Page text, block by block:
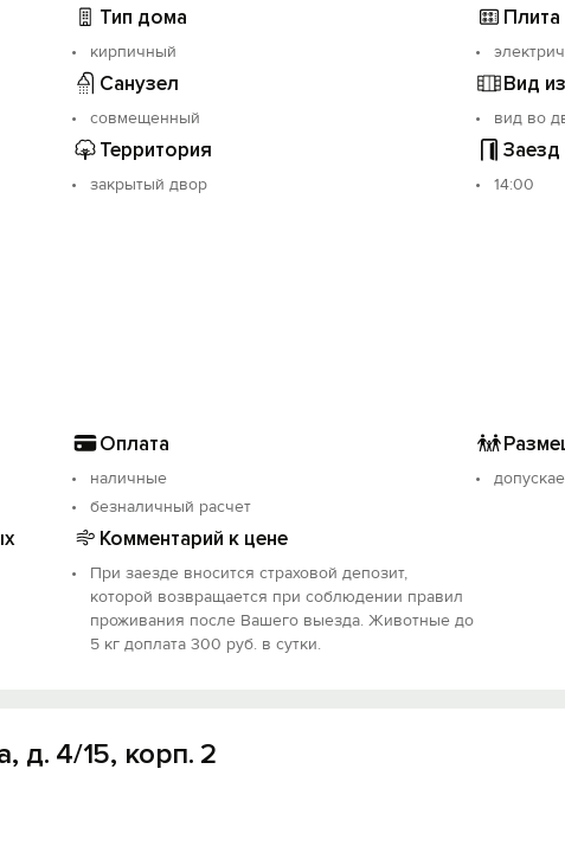
время. Расчетный час 12:00.
досрочном выезде оплаченная сумма не возвращается.
мероприятий.
безналичный.
Тип дома
кирпичный
Плита
Санузел
совмещенный
Вид
вид во
Территория
закрытый двор
Заезд
14:00
Оплата
наличные
безналичный расчет
Комментарий к цене
При заезде вносится страховой депозит,
которой возвращается при соблюдении правил
проживания после Вашего выезда. Животные до
5 кг доплата 300 руб. в сутки.
д. 4/15, корп. 2